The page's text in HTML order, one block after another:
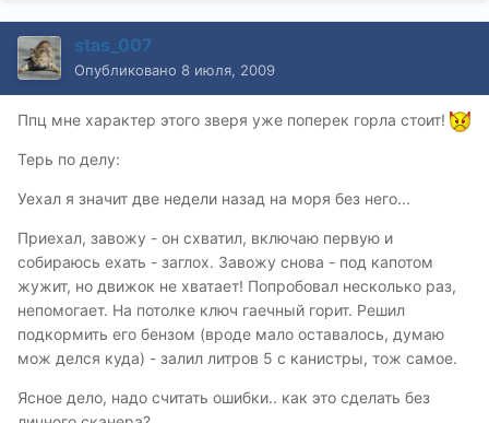
stas_007
Опубликовано 8 июля, 2009
Ппц мне характер этого зверя уже поперек горла стоит!
Терь по делу:
Уехал я значит две недели назад на моря без него...
Приехал, завожу - он схватил, включаю первую и
собираюсь ехать - заглох. Завожу снова - под капотом
жужит, но движок не хватает! Попробовал несколько раз,
непомогает. На потолке ключ гаечный горит. Решил
подкормить его бензом (вроде мало оставалось, думаю
мож делся куда) - залил литров 5 с канистры, тож самое.
Ясное дело, надо считать ошибки.. как это сделать без